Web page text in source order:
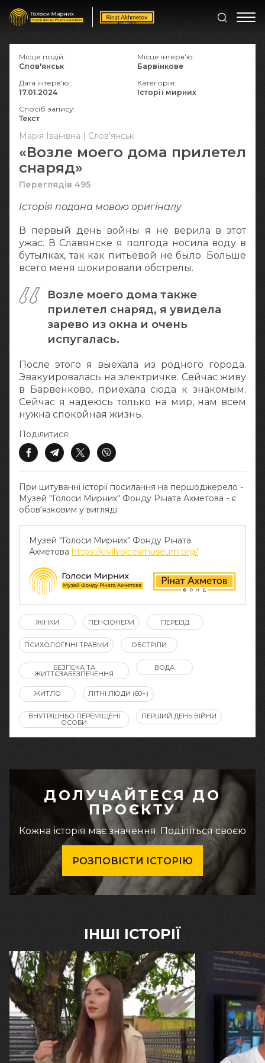
Марія Іванівна | Слов'янськ
«Возле моего дома прилетел
снаряд»
Переглядів 495
Історія подана мовою оригіналy
В первый день войны я не верила в этот
ужас. В Славянске я полгода носила воду в
бутылках, так как питьевой не было. Больше
всего меня шокировали обстрелы.
Возле моего дома также
прилетел снаряд, я увидела
зарево из окна и очень
испугалась.
После этого я выехала из родного города.
Эвакуировалась на электричке. Сейчас живу
в Барвенково, приехала сюда к знакомым.
Сейчас я надеюсь только на мир, нам всем
нужна спокойная жизнь.
При цитуванні історії посилання на першоджерело -
Музей "Голоси Мирних" Фонду Ріната Ахметова - є
обов‘язковим у вигляді:
Музей "Голоси Мирних" Фонду Ріната
Ахметова https://civilvoicesmuseum.org/
Поділитися:
Місце подій:
Слов'янськ
Місце інтерв'ю:
Барвінкове
Дата інтерв'ю:
17.01.2024
Категорія:
Історії мирних
Спосіб запису:
Текст
ЖІНКИ ПЕНСІОНЕРИ ПЕРЕЇЗД
ПСИХОЛОГІЧНІ ТРАВМИ ОБСТРІЛИ
БЕЗПЕКА ТА
ЖИТТЄЗАБЕЗПЕЧЕННЯ
ВОДА
ЖИТЛО ЛІТНІ ЛЮДИ (60+)
ВНУТРІШНЬО ПЕРЕМІЩЕНІ
ОСОБИ
ПЕРШИЙ ДЕНЬ ВІЙНИ
ДОЛУЧАЙТЕСЯ ДО
ПРОЄКТУ
Кожна історія має значення. Поділіться своєю
РОЗПОВІСТИ ІСТОРІЮ
ІНШІ ІСТОРІЇ